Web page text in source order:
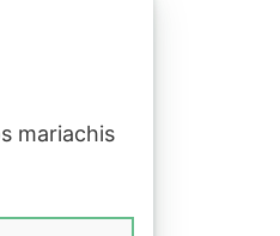
mariachis